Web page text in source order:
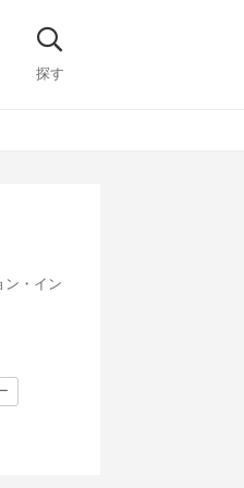
探す
ン・イン